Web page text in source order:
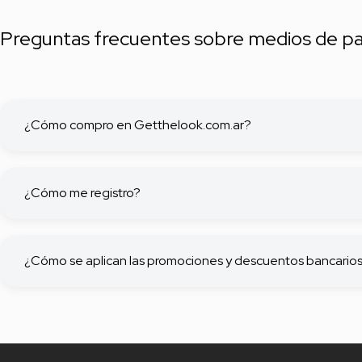
Preguntas frecuentes sobre medios de
¿Cómo compro en Getthelook.com.ar?
¿Cómo me registro?
¿Cómo se aplican las promociones y descuentos